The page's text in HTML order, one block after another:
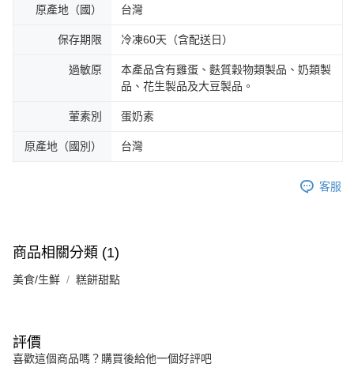
原產地（國） 台灣
保存期限 冷凍60天（含配送日）
過敏原
本產品含有雞蛋、麩質穀物類製品、奶類製
品、花生製品及大豆製品。
葷素別 蛋奶素
原產地（國別） 台灣
客服
商品相關分類 (1)
美食/生鮮 糕餅甜點
評價
喜歡這個商品嗎？購買後給他一個好評吧